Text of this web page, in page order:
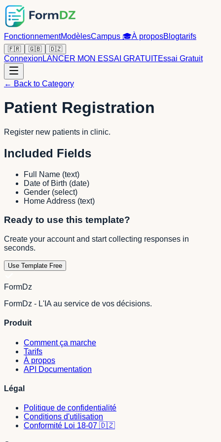
FonctionnementModèlesCampus 🎓À proposBlogtarifs
🇫🇷 🇬🇧 🇩🇿
Connexion LANCER MON ESSAI GRATUITEssai Gratuit
← Back to Category
Patient Registration
Register new patients in clinic.
Included Fields
Full Name (text)
Date of Birth (date)
Gender (select)
Home Address (text)
Ready to use this template?
Create your account and start collecting responses in
seconds.
Use Template Free
FormDz
FormDz - L'IA au service de vos décisions.
Produit
Comment ça marche
Tarifs
À propos
API Documentation
Légal
Politique de confidentialité
Conditions d'utilisation
Conformité Loi 18-07 🇩🇿